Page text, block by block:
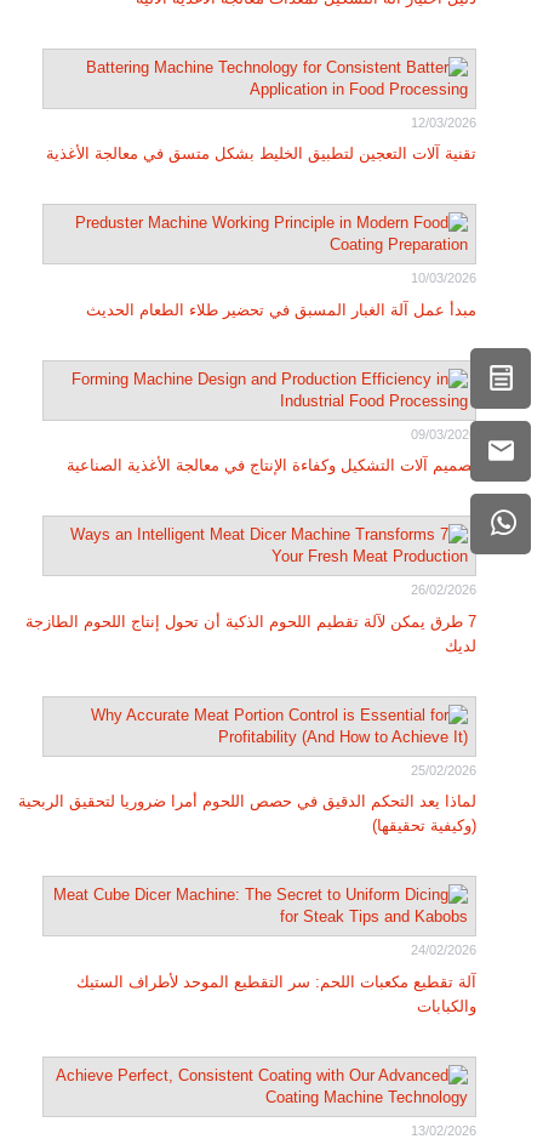
12/03/2026
تقنية آلات التعجين لتطبيق الخليط بشكل متسق في معالجة الأغذية
10/03/2026
مبدأ عمل آلة الغبار المسبق في تحضير طلاء الطعام الحديث
09/03/2026
تصميم آلات التشكيل وكفاءة الإنتاج في معالجة الأغذية الصناعية
26/02/2026
7 طرق يمكن لآلة تقطيم اللحوم الذكية أن تحول إنتاج اللحوم الطازجة
لديك
25/02/2026
لماذا يعد التحكم الدقيق في حصص اللحوم أمرا ضروريا لتحقيق الربحية
(وكيفية تحقيقها)
24/02/2026
آلة تقطيع مكعبات اللحم: سر التقطيع الموحد لأطراف الستيك
والكبابات
13/02/2026